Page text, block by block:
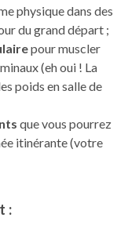
physique dans des
du grand départ ;
pour muscler
(eh oui ! La
poids en salle de
que vous pourrez
itinérante (votre
: